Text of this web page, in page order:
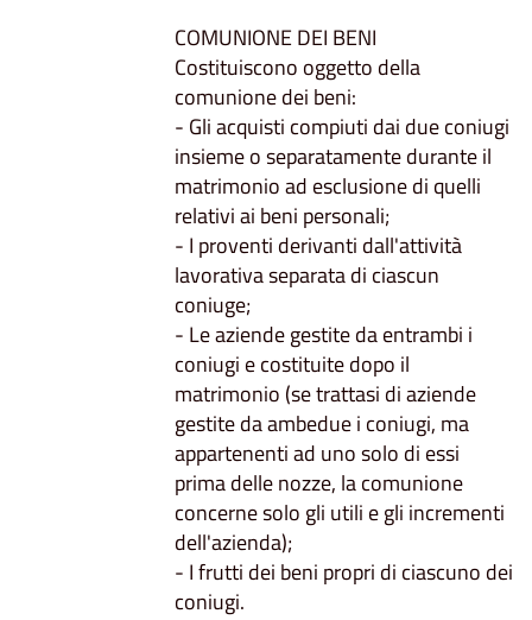
COMUNIONE DEI BENI
Costituiscono oggetto della
comunione dei beni:
- Gli acquisti compiuti dai due coniugi
insieme o separatamente durante il
matrimonio ad esclusione di quelli
relativi ai beni personali;
- I proventi derivanti dall'attività
lavorativa separata di ciascun
coniuge;
- Le aziende gestite da entrambi i
coniugi e costituite dopo il
matrimonio (se trattasi di aziende
gestite da ambedue i coniugi, ma
appartenenti ad uno solo di essi
prima delle nozze, la comunione
concerne solo gli utili e gli incrementi
dell'azienda);
- I frutti dei beni propri di ciascuno dei
coniugi.